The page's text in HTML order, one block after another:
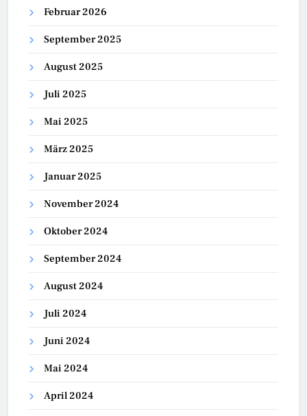
Februar 2026
September 2025
August 2025
Juli 2025
Mai 2025
März 2025
Januar 2025
November 2024
Oktober 2024
September 2024
August 2024
Juli 2024
Juni 2024
Mai 2024
April 2024